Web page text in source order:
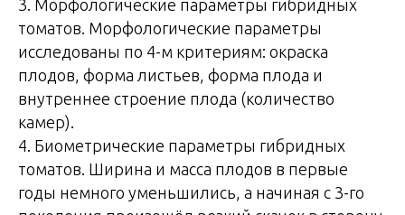
3. Морфологические параметры гибридных
томатов. Морфологические параметры
исследованы по 4-м критериям: окраска
плодов, форма листьев, форма плода и
внутреннее строение плода (количество
камер).
4. Биометрические параметры гибридных
томатов. Ширина и масса плодов в первые
годы немного уменьшились, а начиная с 3-го